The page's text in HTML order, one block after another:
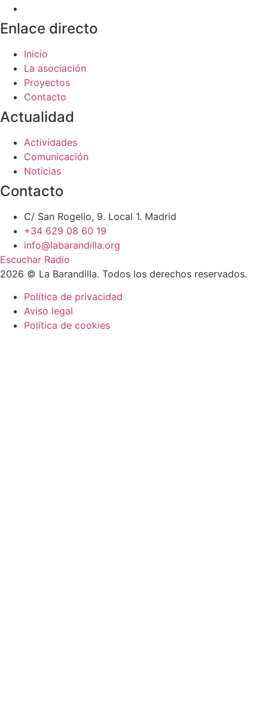
Enlace directo
Inicio
La asociación
Proyectos
Contacto
Actualidad
Actividades
Comunicación
Noticias
Contacto
C/ San Rogelio, 9. Local 1. Madrid
+34 629 08 60 19
info@labarandilla.org
Escuchar Radio
2026 © La Barandilla. Todos los derechos reservados.
Política de privacidad
Aviso legal
Política de cookies